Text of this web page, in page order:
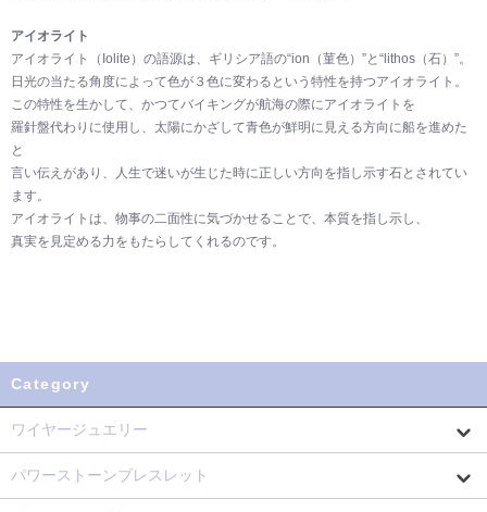
アイオライト
アイオライト（Iolite）の語源は、ギリシア語の“ion（菫色）”と“lithos（石）”。
日光の当たる角度によって色が３色に変わるという特性を持つアイオライト。
この特性を生かして、かつてバイキングが航海の際にアイオライトを
羅針盤代わりに使用し、太陽にかざして青色が鮮明に見える方向に船を進めた
と
言い伝えがあり、人生で迷いが生じた時に正しい方向を指し示す石とされてい
ます。
アイオライトは、物事の二面性に気づかせることで、本質を指し示し、
真実を見定める力をもたらしてくれるのです。
Category
ワイヤージュエリー
パワーストーンブレスレット